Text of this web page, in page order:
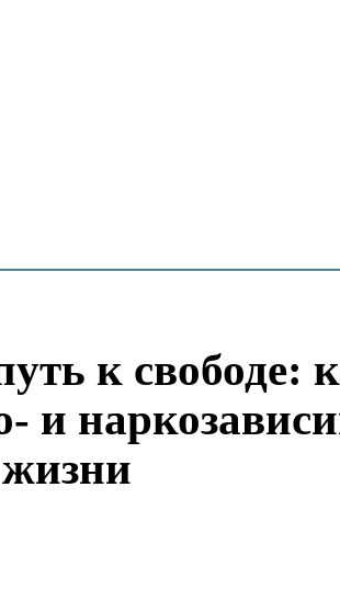
к свободе:
и